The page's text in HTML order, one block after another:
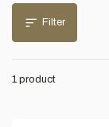
Filter
1 product